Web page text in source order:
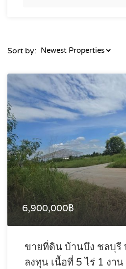
Sort by:
6,900,000฿
ขายที่ดิน บ้านบึง ชลบุรี
ลงทุน เนื้อที่ 5 ไร่ 1 งา